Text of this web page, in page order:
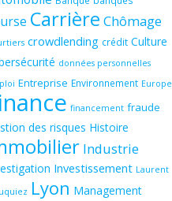
Carrière Chômage
crowdlending crédit Culture
données personnelles
Entreprise Environnement Europe
financement fraude
des risques Histoire
Industrie
Investissement Laurent
Lyon Management